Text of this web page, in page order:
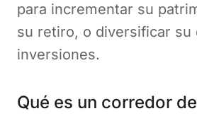
para incrementar su
su retiro, o diversificar su
inversiones.
Qué es un corredor